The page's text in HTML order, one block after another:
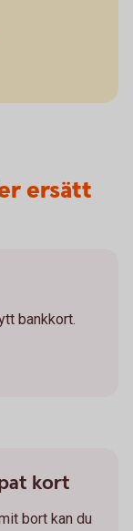
ersätt
bankkort.
kort
bort kan du